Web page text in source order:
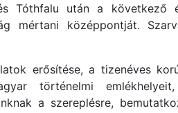
Tóthfalu után a következő
mértani középpontját.
erősítése, a tizenéves
történelmi
a szereplésre,